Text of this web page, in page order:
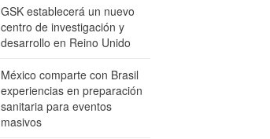
GSK establecerá un nuevo
centro de investigación y
desarrollo en Reino Unido
México comparte con Brasil
experiencias en preparación
sanitaria para eventos
masivos